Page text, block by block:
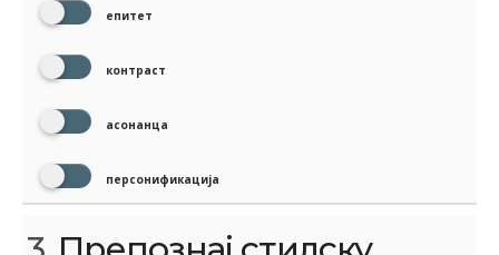
епитет
контраст
асонанца
персонификација